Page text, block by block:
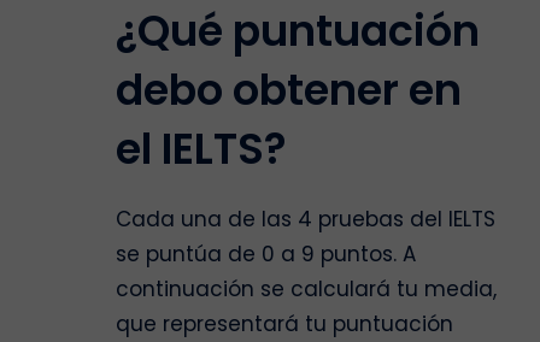
¿Qué puntuación
debo obtener en
el IELTS?
Cada una de las 4 pruebas del IELTS
se puntúa de 0 a 9 puntos. A
continuación se calculará tu media,
que representará tu puntuación